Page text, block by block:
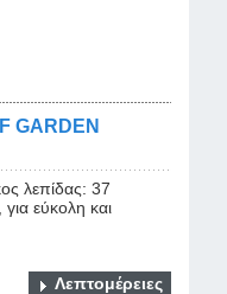
GARDEN
λεπίδας: 37
εύκολη και
Λεπτομέρειες